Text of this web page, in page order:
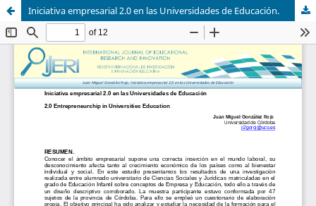
Iniciativa empresarial 2.0 en las Universidades de Educación.